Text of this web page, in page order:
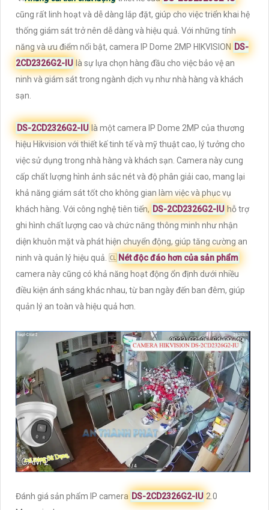
cũng rất linh hoạt và dễ dàng lắp đặt, giúp cho việc triển khai hệ
thống giám sát trở nên dễ dàng và hiệu quả. Với những tính
năng và ưu điểm nổi bật, camera IP Dome 2MP HIKVISION
DS-
2CD2326G2-IU là sự lựa chọn hàng đầu cho việc bảo vệ an
ninh và giám sát trong ngành dịch vụ như nhà hàng và khách
sạn.
DS-2CD2326G2-IU là một camera IP Dome 2MP của thương
hiệu Hikvision với thiết kế tinh tế và mỹ thuật cao, lý tưởng cho
việc sử dụng trong nhà hàng và khách sạn. Camera này cung
cấp chất lượng hình ảnh sắc nét và độ phân giải cao, mang lại
khả năng giám sát tốt cho không gian làm việc và phục vụ
khách hàng. Với công nghệ tiên tiến, DS-2CD2326G2-IU hỗ trợ
ghi hình chất lượng cao và chức năng thông minh như nhận
diện khuôn mặt và phát hiện chuyển động, giúp tăng cường an
ninh và quản lý hiệu quả. 🆑 Nét độc đáo hơn của sản phẩm
camera này cũng có khả năng hoạt động ổn định dưới nhiều
điều kiện ánh sáng khác nhau, từ ban ngày đến ban đêm, giúp
quản lý an toàn và hiệu quả hơn.
Đánh giá sản phẩm IP camera DS-2CD2326G2-IU 2.0